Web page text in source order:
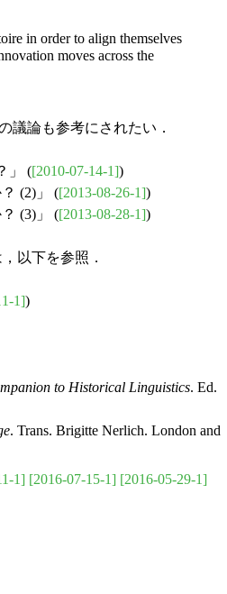
in order to align themselves
moves across the
議論も参考にされたい．
」 ([2010-07-14-1])
(2)」 ([2013-08-26-1])
(3)」 ([2013-08-28-1])
以下を参照．
1])
to Historical Linguistics. Ed.
. Trans. Brigitte Nerlich. London and
1] [2016-07-15-1] [2016-05-29-1]